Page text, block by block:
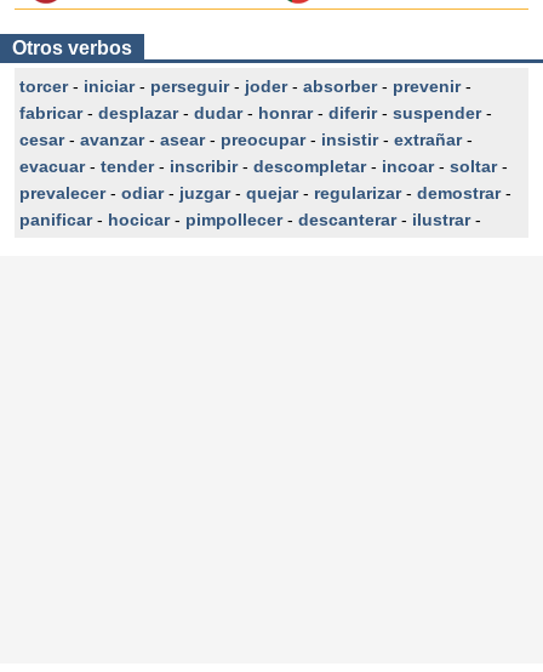
Otros verbos
torcer- iniciar- perseguir- joder- absorber- prevenir-
fabricar- desplazar- dudar- honrar- diferir- suspender-
cesar- avanzar- asear- preocupar- insistir- extrañar-
evacuar- tender- inscribir- descompletar- incoar- soltar-
prevalecer- odiar- juzgar- quejar- regularizar- demostrar-
panificar- hocicar- pimpollecer- descanterar- ilustrar-